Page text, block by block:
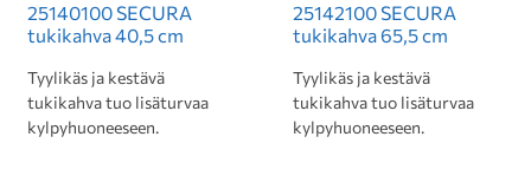
25140100 SECURA
tukikahva 40,5 cm
Tyylikäs ja kestävä
tukikahva tuo lisäturvaa
kylpyhuoneeseen.
25142100 SECURA
tukikahva 65,5 cm
Tyylikäs ja kestävä
tukikahva tuo lisäturvaa
kylpyhuoneeseen.